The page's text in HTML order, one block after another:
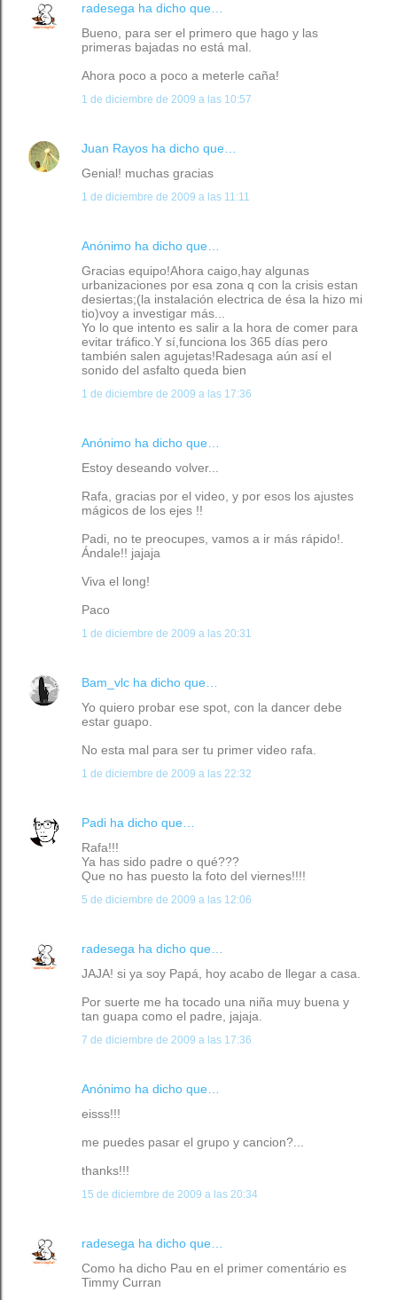
radesega ha dicho que…
Bueno, para ser el primero que hago y las
primeras bajadas no está mal.
Ahora poco a poco a meterle caña!
1 de diciembre de 2009 a las 10:57
Juan Rayos ha dicho que…
Genial! muchas gracias
1 de diciembre de 2009 a las 11:11
Anónimo ha dicho que…
Gracias equipo!Ahora caigo,hay algunas
urbanizaciones por esa zona q con la crisis estan
desiertas;(la instalación electrica de ésa la hizo mi
tio)voy a investigar más...
Yo lo que intento es salir a la hora de comer para
evitar tráfico.Y sí,funciona los 365 días pero
también salen agujetas!Radesaga aún así el
sonido del asfalto queda bien
1 de diciembre de 2009 a las 17:36
Anónimo ha dicho que…
Estoy deseando volver...
Rafa, gracias por el video, y por esos los ajustes
mágicos de los ejes !!
Padi, no te preocupes, vamos a ir más rápido!.
Ándale!! jajaja
Viva el long!
Paco
1 de diciembre de 2009 a las 20:31
Bam_vlc ha dicho que…
Yo quiero probar ese spot, con la dancer debe
estar guapo.
No esta mal para ser tu primer video rafa.
1 de diciembre de 2009 a las 22:32
Padi ha dicho que…
Rafa!!!
Ya has sido padre o qué???
Que no has puesto la foto del viernes!!!!
5 de diciembre de 2009 a las 12:06
radesega ha dicho que…
JAJA! si ya soy Papá, hoy acabo de llegar a casa.
Por suerte me ha tocado una niña muy buena y
tan guapa como el padre, jajaja.
7 de diciembre de 2009 a las 17:36
Anónimo ha dicho que…
eisss!!!
me puedes pasar el grupo y cancion?...
thanks!!!
15 de diciembre de 2009 a las 20:34
radesega ha dicho que…
Como ha dicho Pau en el primer comentário es
Timmy Curran